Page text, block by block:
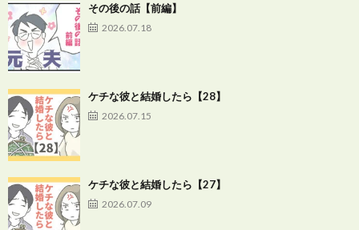
その後の話【前編】
2026.07.18
ケチな彼と結婚したら【28】
2026.07.15
ケチな彼と結婚したら【27】
2026.07.09